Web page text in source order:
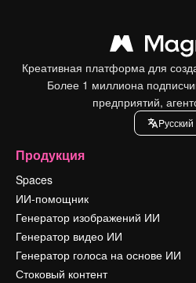
Креативная платформа для
Более 1 миллиона
предприятий,
Pусский
Продукция
Spaces
ИИ-помощник
Генератор изображений ИИ
Генератор видео ИИ
Генератор голоса на основе ИИ
Стоковый контент